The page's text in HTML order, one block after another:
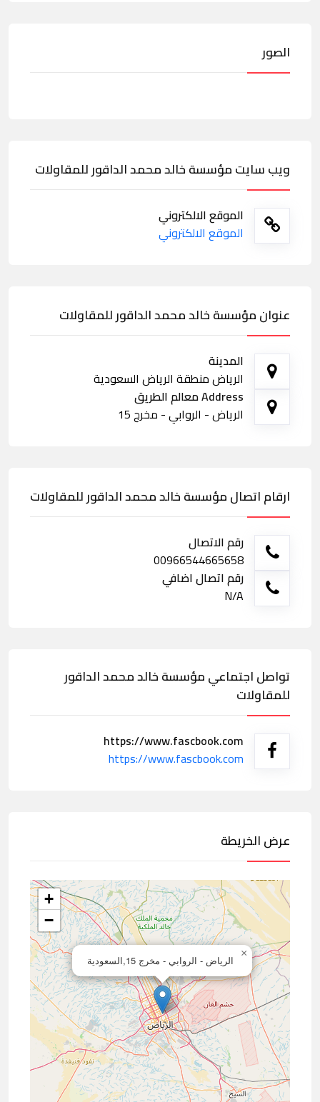
الصور
ويب سايت مؤسسة خالد محمد الداقور للمقاولات
الموقع الالكتروني
الموقع الالكتروني
عنوان مؤسسة خالد محمد الداقور للمقاولات
المدينة
الرياض منطقة الرياض السعودية
Address معالم الطريق
الرياض - الروابي - مخرج 15
ارقام اتصال مؤسسة خالد محمد الداقور للمقاولات
رقم الاتصال
00966544665658
رقم اتصال اضافي
N/A
تواصل اجتماعي مؤسسة خالد محمد الداقور
للمقاولات
https://www.fascbook.com
https://www.fascbook.com
عرض الخريطة
الرياض - الروابي - مخرج 15,السعودية
×
+
−